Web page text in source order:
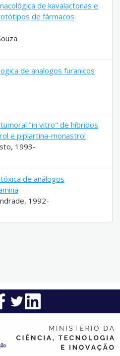
de kavalactonas e
de fármacos
de analogos furanicos
"in vitro" de híbridos
e piplartina-monastrol
1993-
de análogos
1992-